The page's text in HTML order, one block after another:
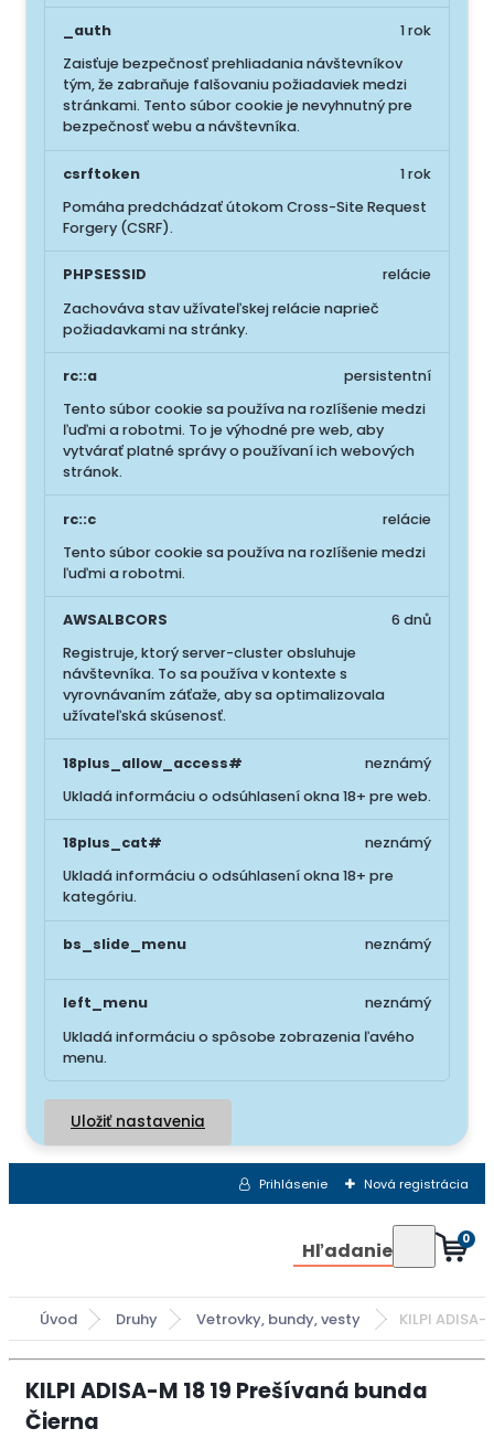
_auth
Zaisťuje bezpečnosť prehliadania návštevníkov
tým, že zabraňuje falšovaniu požiadaviek medzi
stránkami. Tento súbor cookie je nevyhnutný pre
bezpečnosť webu a návštevníka.
1 rok
csrftoken
Pomáha predchádzať útokom Cross-Site Request
Forgery (CSRF).
1 rok
PHPSESSID
Zachováva stav užívateľskej relácie naprieč
požiadavkami na stránky.
relácie
rc::a
Tento súbor cookie sa používa na rozlíšenie medzi
ľuďmi a robotmi. To je výhodné pre web, aby
vytvárať platné správy o používaní ich webových
stránok.
persistentní
rc::c
Tento súbor cookie sa používa na rozlíšenie medzi
ľuďmi a robotmi.
relácie
AWSALBCORS
Registruje, ktorý server-cluster obsluhuje
návštevníka. To sa používa v kontexte s
vyrovnávaním záťaže, aby sa optimalizovala
užívateľská skúsenosť.
6 dnů
18plus_allow_access#
Ukladá informáciu o odsúhlasení okna 18+ pre web.
neznámý
18plus_cat#
Ukladá informáciu o odsúhlasení okna 18+ pre
kategóriu.
neznámý
bs_slide_menu neznámý
left_menu
Ukladá informáciu o spôsobe zobrazenia ľavého
menu.
neznámý
Uložiť nastavenia
Prihlásenie Nová registrácia
Hľadanie 0
Úvod Druhy Vetrovky, bundy, vesty KILPI
KILPI ADISA-M 18 19 Prešívaná bunda
Čierna